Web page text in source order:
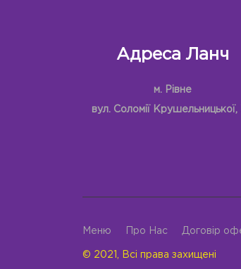
Адреса Ланч
м. Рівне
вул. Соломії Крушельницької,
Меню Про Нас Договір
© 2021, Всі права захищені